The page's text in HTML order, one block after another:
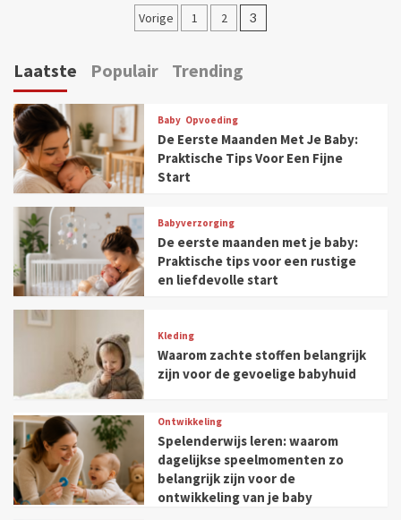
Berichten
Vorige 1 2 3
Laatste Populair Trending
Baby Opvoeding
De Eerste Maanden Met Je Baby:
Praktische Tips Voor Een Fijne
Start
Babyverzorging
De eerste maanden met je baby:
Praktische tips voor een rustige
en liefdevolle start
Kleding
Waarom zachte stoffen belangrijk
zijn voor de gevoelige babyhuid
Ontwikkeling
Spelenderwijs leren: waarom
dagelijkse speelmomenten zo
belangrijk zijn voor de
ontwikkeling van je baby